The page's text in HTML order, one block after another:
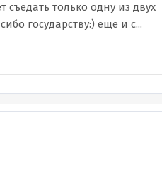
только одну из двух
государству:) еще и с...